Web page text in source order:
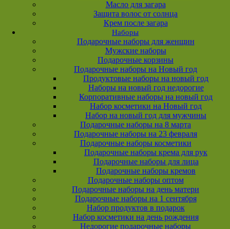
Масло для загара
Защита волос от солнца
Крем после загара
Наборы
Подарочные наборы для женщин
Мужские наборы
Подарочные корзины
Подарочные наборы на Новый год
Продуктовые наборы на новый год
Наборы на новый год недорогие
Корпоративные наборы на новый год
Набор косметики на Новый год
Набор на новый год для мужчины
Подарочные наборы на 8 марта
Подарочные наборы на 23 февраля
Подарочные наборы косметики
Подарочные наборы крема для рук
Подарочные наборы для лица
Подарочные наборы кремов
Подарочные наборы оптом
Подарочные наборы на день матери
Подарочные наборы на 1 сентября
Набор продуктов в подарок
Набор косметики на день рождения
Недорогие подарочные наборы